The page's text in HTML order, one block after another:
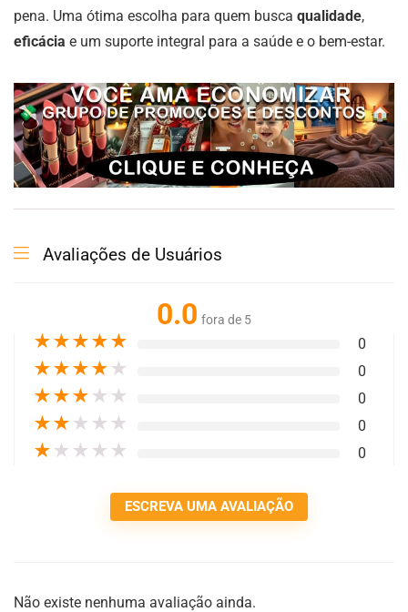
pena. Uma ótima escolha para quem busca qualidade,
eficácia e um suporte integral para a saúde e o bem-estar.
Avaliações de Usuários
0.0 fora de 5
★★★★★ 0
★★★★ ★ 0
★★★ ★ ★ 0
★★ ★ ★ ★ 0
★ ★ ★ ★ ★ 0
ESCREVA UMA AVALIAÇÃO
Não existe nenhuma avaliação ainda.